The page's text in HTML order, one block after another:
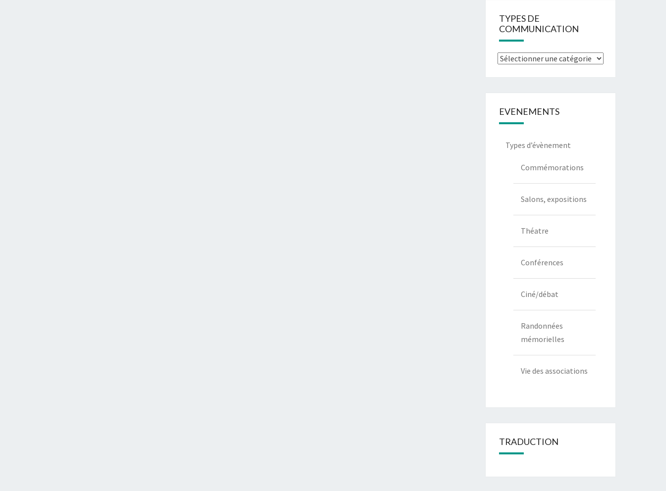
TYPES DE
COMMUNICATION
Types
EVENEMENTS
Types d’évènement
Commémorations
Salons, expositions
Théatre
Conférences
Ciné/débat
Randonnées
mémorielles
Vie des associations
TRADUCTION